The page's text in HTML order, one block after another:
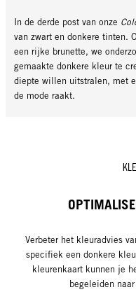
In de derde post van onze
van zwart en donkere tinten.
een rijke brunette, we
gemaakte donkere kleur te
diepte willen uitstralen, met
de mode raakt.
Verbeter het kleuradvies
specifiek een donkere
kleurenkaart kunnen je
begeleiden